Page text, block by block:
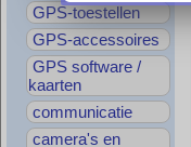
GPS-toestellen
GPS-accessoires
GPS software /
kaarten
communicatie
camera's en